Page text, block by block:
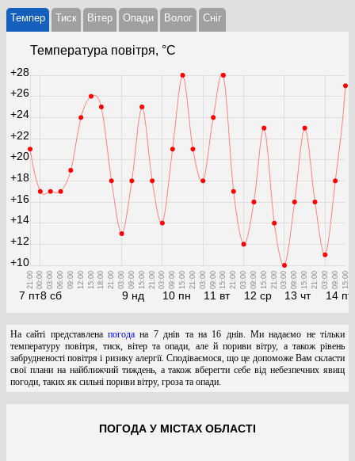
Темпер Тиск Вітер Опади Волог Cніг
Температура повітря, °С
7 пт
21:00
8 сб
00:00 03:00 06:00 09:00 12:00 15:00 18:00 21:00
9 нд
03:00 09:00 15:00 21:00
10 пн
03:00 09:00 15:00 21:00
11 вт
03:00 09:00 15:00 21:00
12 ср
03:00 09:00 15:00 21:00
13 чт
03:00 09:00 15:00 21:00
14 пт
03:00 09:00 15:00
+10
+12
+14
+16
+18
+20
+22
+24
+26
+28
На сайті представленапогода на 7 днів та на 16 днів. Ми надаємо не тільки
температуру повітря, тиск, вітер та опади, але й пориви вітру, а також рівень
забрудненості повітря і ризику алергії. Сподіваємося, що це допоможе Вам скласти
свої плани на найближчий тиждень, а також вберегти себе від небезпечних явищ
погоди, таких як сильні пориви вітру, гроза та опади.
ПОГОДА У МІСТАХ ОБЛАСТІ